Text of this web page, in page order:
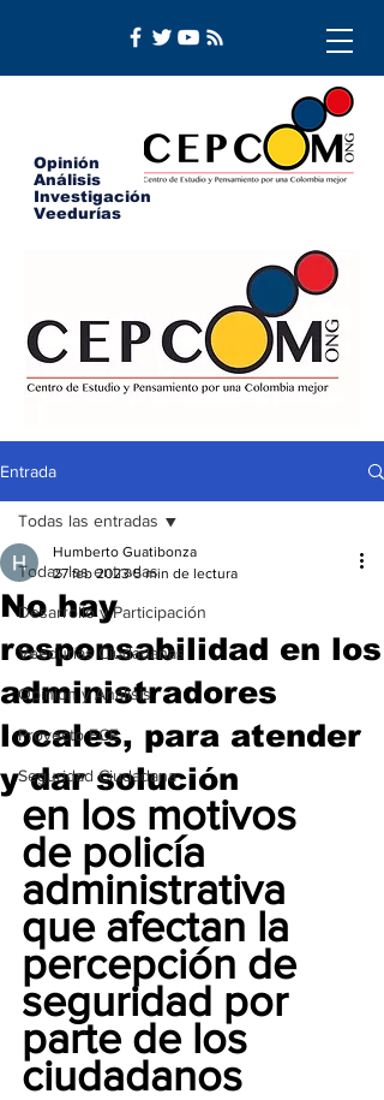
Opinión
Análisis
Investigación
Veedurías
Entrada
Todas las entradas
Desarrollo y Participación
Veedurías Ciudadanas
Opinión y Análisis
Proyecto ECE
Seguridad Ciudadana
Todas las entradas
No hay
responsabilidad en los
administradores
locales, para atender
y dar solución
Humberto Guatibonza
27 feb 2023 5 min de lectura
en los motivos
de policía
administrativa
que afectan la
percepción de
seguridad por
parte de los
ciudadanos